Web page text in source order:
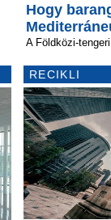
Hogy
A Földközi-
RECIKLI